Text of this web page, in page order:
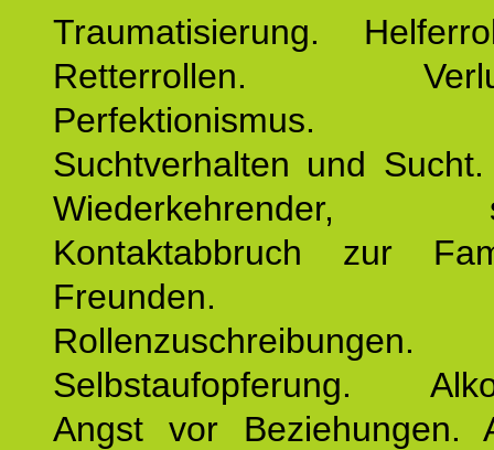
Traumatisierung.
Retterrollen.
Perfektionismus.
Suchtverhalten und
Wiederkehrender,
Kontaktabbruch zur
Freunden.
Rollenzuschreibungen.
Selbstaufopferung.
Angst vor Beziehungen.